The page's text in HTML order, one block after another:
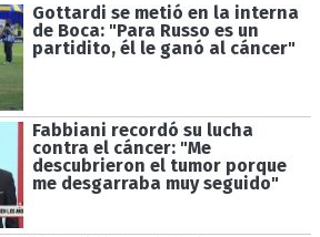
Gottardi se metió en la interna
de Boca: "Para Russo es un
partidito, él le ganó al cáncer"
Fabbiani recordó su lucha
contra el cáncer: "Me
descubrieron el tumor porque
me desgarraba muy seguido"